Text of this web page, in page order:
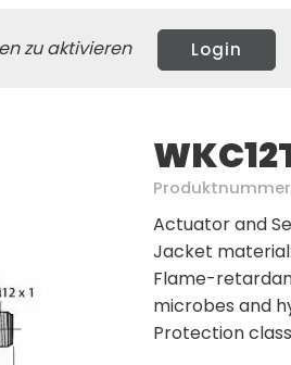
zu aktivieren Login
Actuator and
Jacket
Flame-
microbes and
Protection